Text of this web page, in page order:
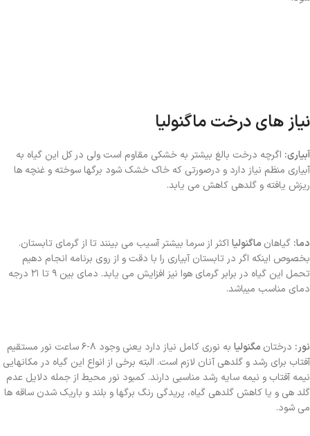
نیاز های درخت ماگنولیا
آبیاری: اگرچه درخت بالغ بیشتر به خشکی مقاوم است ولی در کل این گیاه به
آبیاری منظم نیاز دارد و درصورتی که خاک خشک شود برگها سوخته و غنچه ها
ریزش یافته و گلدهی کاهش می یابد.
دما: گیاهان ماگنولیا اکثر از سرما بیشتر آسیب می بینند تا از گرمای تابستان.
بخصوص اینکه اگر در تابستان آبیاری را با دقت و از روی برنامه انجام دهیم
تحمل این گیاه در برابر گرمای هوا نیز افزایش می یابد. دمای بین ۹ تا ۲۱ درجه
دمای مناسب میباشد.
نور: درختان مگنولیا
به نوری کامل نیاز دارد یعنی وجود ۸-۶ ساعت نور مستقیم
آفتاب برای رشد و گلدهی آنان لازم است. البته برخی از انواع این گیاه در مکانهایی
نیمه آفتاب و نیمه سایه رشد مناسبی دارند. کمبود نور محیط از جمله دلایل عدم
گلد هی و یا کاهش گلدهی گیاه، پریدگی رنگ برگها و بلند و باریک شدن ساقه ها
می شود.